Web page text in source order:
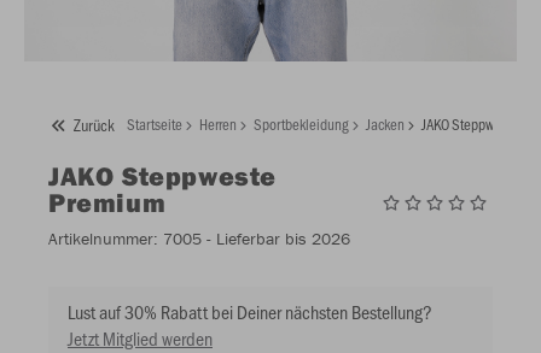
Zurück Startseite Herren Sportbekleidung Jacken JAKO Steppweste
JAKO Steppweste
Premium
Artikelnummer: 7005 - Lieferbar bis 2026
Lust auf 30% Rabatt bei Deiner nächsten Bestellung?
Jetzt Mitglied werden